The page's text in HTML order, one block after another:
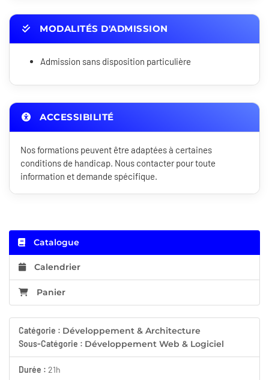
MODALITÉS D'ADMISSION
Admission sans disposition particulière
ACCESSIBILITÉ
Nos formations peuvent être adaptées à certaines
conditions de handicap. Nous contacter pour toute
information et demande spécifique.
Catalogue
Calendrier
Panier
Catégorie : Développement & Architecture
Sous-Catégorie : Développement Web & Logiciel
Durée : 21h